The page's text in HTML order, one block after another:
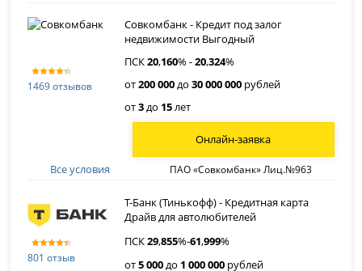
1469 отзывов
Совкомбанк - Кредит под залог
недвижимости Выгодный
ПСК20,160% -20,324%
от200 000до30 000 000 рублей
от3до 15лет
Все условия ПАО «Совкомбанк» Лиц.№963
Онлайн-заявка
801 отзыв
Т-Банк (Тинькофф) - Кредитная карта
Драйв для автолюбителей
ПСК29,855%-61,999%
от5 000до 1 000 000 рублей